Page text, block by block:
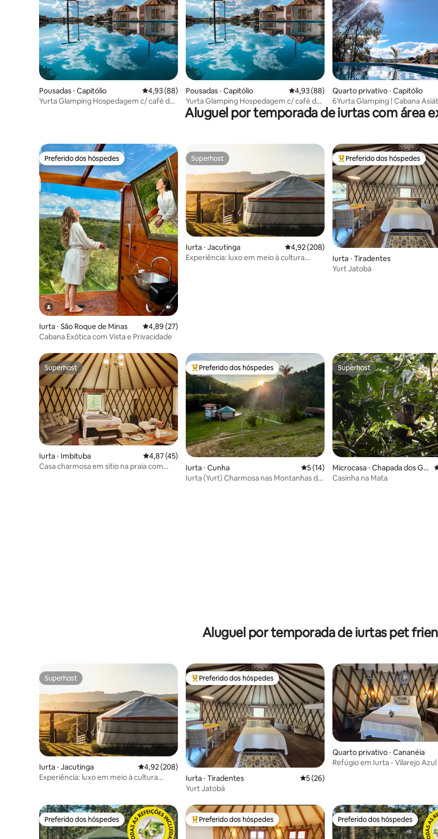
Pousadas ⋅ Capitólio 4,93 de uma avaliação média de 5, 88 avaliações
4,93 (88)
Yurta Glamping Hospedagem c/ café da
Pousadas ⋅ Capitólio 4,93 de uma avaliação média de 5, 88
4,93 (88)
Yurta Glamping Hospedagem c/ café da
manhã
Quarto privativo ⋅ Capitólio
6Yurta Glamping | Cabana
Café da Manhã
Aluguel por temporada de iurtas com área
Preferido dos hóspedes
Preferido dos hóspedes
Iurta ⋅ São Roque de Minas 4,89 de uma avaliação média de 5, 27 avaliações
4,89 (27)
Cabana Exótica com Vista e Privacidade
Superhost
Superhost
Iurta ⋅ Jacutinga 4,92 de uma avaliação média de 5, 208
4,92 (208)
Experiência: luxo em meio à cultura
Entre os melhores preferidos
Preferido dos hóspedes
Iurta ⋅ Tiradentes
Yurt Jatobá
Superhost
Superhost
Iurta ⋅ Imbituba 4,87 de uma avaliação média de 5, 45 avaliações
4,87 (45)
Casa charmosa em sítio na praia com
Entre os melhores preferidos dos hóspedes
Preferido dos hóspedes
Iurta ⋅ Cunha 5 de uma avaliação média de 5, 14
5 (14)
Iurta (Yurt) Charmosa nas Montanhas de
Superhost
Superhost
Microcasa ⋅ Chapada dos Gui
marães
Casinha na Mata
Aluguel por temporada de iurtas pet
Superhost
Superhost
Iurta ⋅ Jacutinga 4,92 de uma avaliação média de 5, 208 avaliações
4,92 (208)
Experiência: luxo em meio à cultura
Entre os melhores preferidos dos hóspedes
Preferido dos hóspedes
Iurta ⋅ Tiradentes 5 de uma avaliação média de 5, 26
5 (26)
Yurt Jatobá
Quarto privativo ⋅ Cananéia
Refúgio em Iurta - Vilarejo Azul
Preferido dos hóspedes
Preferido dos hóspedes Entre os melhores preferidos dos hóspedes
Preferido dos hóspedes Preferido dos hóspedes
Preferido dos hóspedes